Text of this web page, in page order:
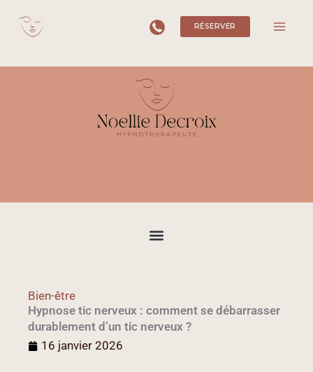
RÉSERVER
Bien-être
Hypnose tic nerveux : comment se débarrasser
durablement d’un tic nerveux ?
16 janvier 2026